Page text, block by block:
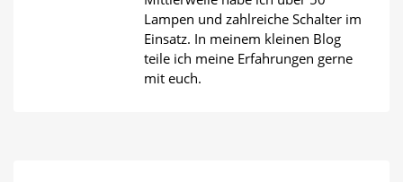
Lampen und zahlreiche Schalter im
Einsatz. In meinem kleinen Blog
teile ich meine Erfahrungen gerne
mit euch.